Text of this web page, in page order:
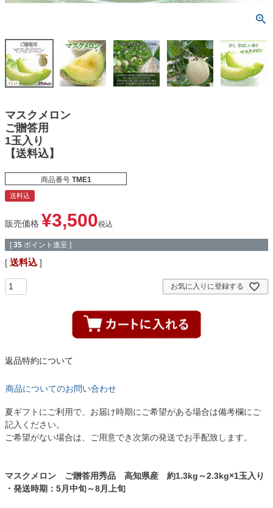
マスクメロン
ご贈答用
1玉入り
【送料込】
商品番号 TME1
送料込
販売価格 ¥3,500税込
[ 35 ポイント進呈 ]
送料込
お気に入りに登録する
返品特約について
商品についてのお問い合わせ
夏ギフトにご利用で、お届け時期にご希望がある場合は備考欄にご
記入ください。
ご希望がない場合は、ご用意でき次第の発送でお手配致します。
マスクメロン ご贈答用秀品 高知県産 約1.3kg～2.3kg×1玉入り
・発送時期：5月中旬～8月上旬